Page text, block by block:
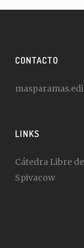
CONTACTO
LINKS
Cátedra Libre
Spivacow